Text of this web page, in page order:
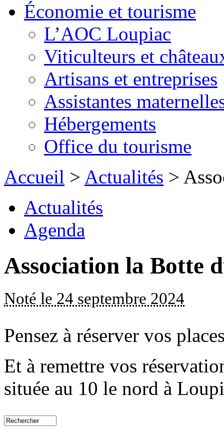
Économie et tourisme
L’AOC Loupiac
Viticulteurs et
Artisans et entreprises
Assistantes
Hébergements
Office du tourisme
Accueil > Actualités >
Actualités
Agenda
Association la Botte
Noté le 24 septembre 2024
Pensez à réserver vos
Et à remettre vos
située au 10 le nord à